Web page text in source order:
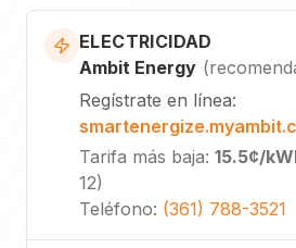
ELECTRICIDAD
Ambit Energy (
Regístrate en línea:
Tarifa más baja: 15.5¢/
12)
Teléfono: (361) 788-3521